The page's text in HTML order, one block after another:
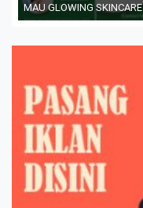
MAU GLOWING SKINCARE